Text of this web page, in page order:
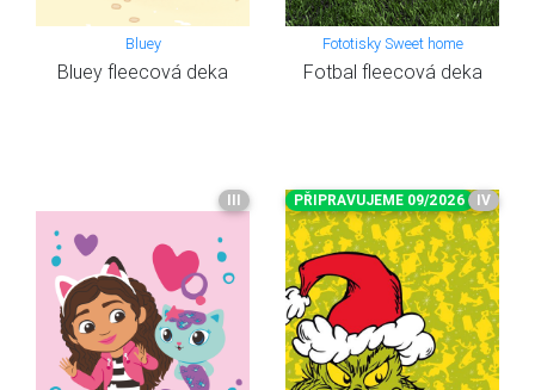
Bluey
Bluey fleecová deka
Fototisky Sweet home
Fotbal fleecová deka
III PŘIPRAVUJEME 09/2026 IV